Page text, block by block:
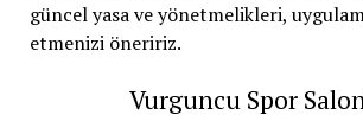
güncel yasa ve yönetmelikleri,
etmenizi öneririz.
Vurguncu Spor